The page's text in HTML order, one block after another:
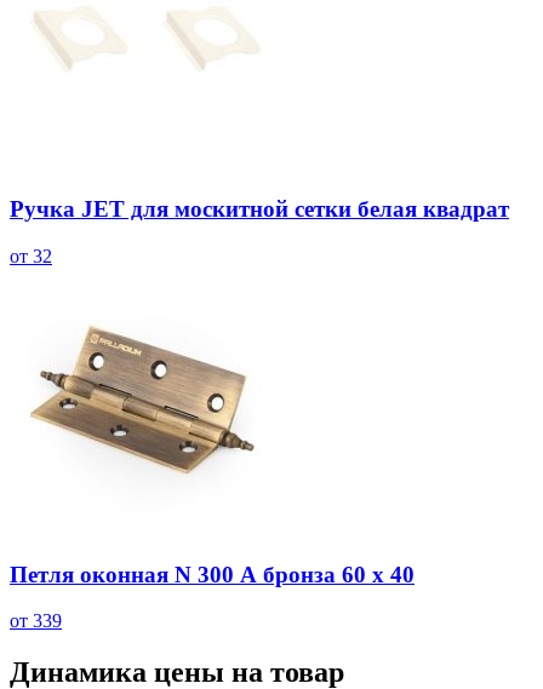
Ручка JET для москитной сетки белая квадрат
от 32
Петля оконная N 300 А бронза 60 х 40
от 339
Динамика цены на товар